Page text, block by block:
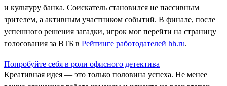
и культуру банка. Соискатель становился не пассивным
зрителем, а активным участником событий. В финале, после
успешного решения загадки, игрок мог перейти на страницу
голосования за ВТБ в Рейтинге работодателей hh.ru.
Попробуйте себя в роли офисного детектива
Креативная идея — это только половина успеха. Не менее